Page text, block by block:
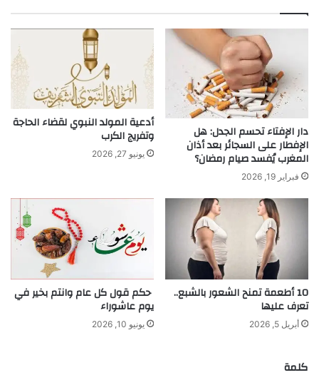
دار الإفتاء تحسم الجدل: هل
الإفطار على السجائر بعد أذان
المغرب يُفسد صيام رمضان؟
فبراير 19, 2026
أدعية المولد النبوي لقضاء الحاجة
وتفريج الكرب
يونيو 27, 2026
10 أطعمة تمنح الشعور بالشبع..
تعرف عليها
أبريل 5, 2026
حكم قول كل عام وانتم بخير في
يوم عاشوراء
يونيو 10, 2026
كلمة